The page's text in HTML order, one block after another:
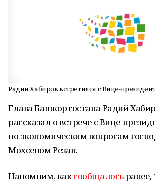
Радий Хабиров встретился с Вице-
Глава Башкортостана Радий
рассказал о встрече с Вице-
по экономическим вопросам
Мохсеном Резаи.
Напомним, каксообщалосьранее,